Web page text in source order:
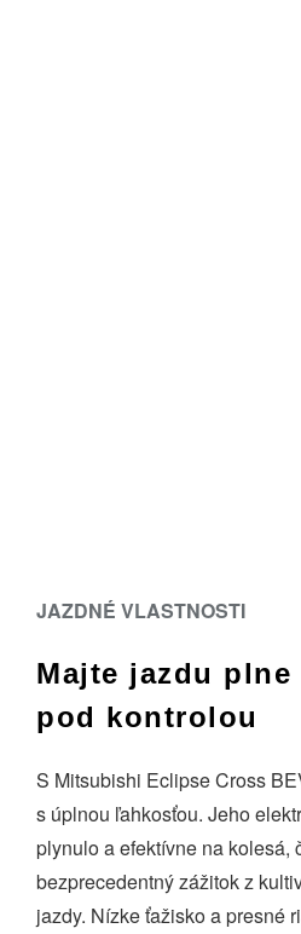
JAZDNÉ VLASTNOSTI
Majte jazdu plne
pod kontrolou
S Mitsubishi Eclipse Cross
s úplnou ľahkosťou. Jeho
plynulo a efektívne na kolesá,
bezprecedentný zážitok z
jazdy. Nízke ťažisko a presné